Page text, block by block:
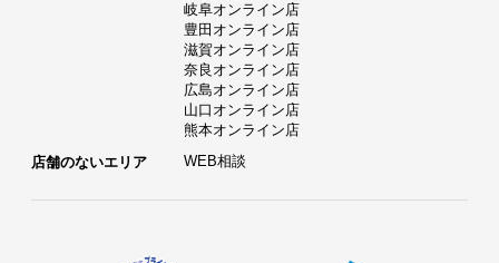
岐阜オンライン店
豊田オンライン店
滋賀オンライン店
奈良オンライン店
広島オンライン店
山口オンライン店
熊本オンライン店
店舗のないエリア
WEB相談